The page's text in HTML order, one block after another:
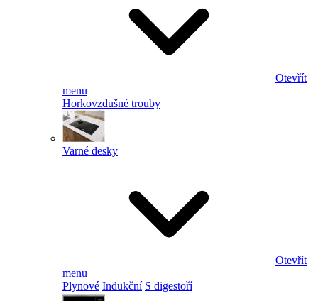
Otevřít
menu
Horkovzdušné trouby
Varné desky
Otevřít
menu
Plynové Indukční S digestoří